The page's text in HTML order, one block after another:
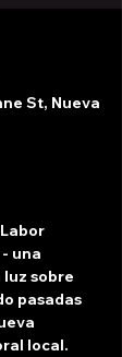
St, Nueva
una
sobre
pasadas
local.